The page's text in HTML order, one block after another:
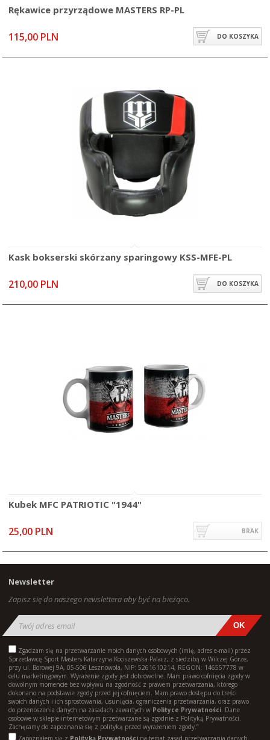
Rękawice przyrządowe MASTERS RP-PL
115,00 PLN DO KOSZYKA
Kask bokserski skórzany sparingowy KSS-MFE-PL
210,00 PLN DO KOSZYKA
Kubek MFC PATRIOTIC "1944"
25,00 PLN BRAK
Newsletter
Zapisz się do naszego newslettera aby być na bieżąco.
Zgadzam się na przetwarzanie moich danych osobowych (imię, adres e-mail) przez
Sprzedawcę Sport Masters Katarzyna Kociszewska-Palacz, z siedzibą w Wilczej Górze,
przy ul. Borowej 9A, 05-506 Lesznowola, NIP: 5261610214, REGON: 146557778 w
celu marketingowym. Wyrażenie zgody jest dobrowolne. Mam prawo cofnięcia zgody w
dowolnym momencie bez wpływu na zgodność z prawem przetwarzania, którego
dokonano na podstawie zgody przed jej cofnięciem. Mam prawo dostępu do treści
swoich danych i ich sprostowania, usunięcia, ograniczenia przetwarzania, oraz prawo
do przenoszenia danych na zasadach zawartych w Polityce Prywatności. Dane
osobowe w sklepie internetowym przetwarzane są zgodnie z Polityką Prywatności.
Zachęcamy do zapoznania się z polityką przed wyrażeniem zgody.”
Zapoznałem się z Polityką Prywatności na temat zasad przetwarzania danych